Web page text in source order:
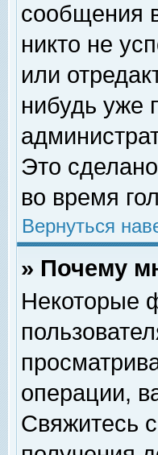
сообщения
никто не
или
нибудь уже
Это
во время
Вернуться
» Почему
Некоторые
операции,
Свяжитесь